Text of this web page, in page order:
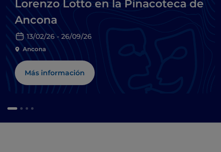
Lorenzo Lotto en la Pinacoteca de
Ancona
13/02/26 - 26/09/26
Ancona
Más información